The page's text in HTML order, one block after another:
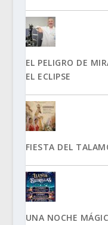
EL PELIGRO DE
EL ECLIPSE
FIESTA DEL
UNA NOCHE